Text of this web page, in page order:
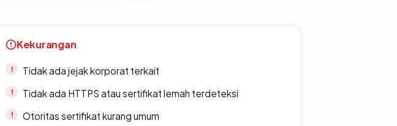
Kekurangan
Tidak ada jejak korporat terkait
Tidak ada HTTPS atau sertifikat lemah terdeteksi
Otoritas sertifikat kurang umum